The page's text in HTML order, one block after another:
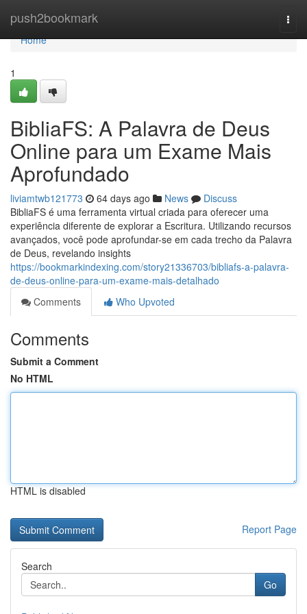
push2bookmark
Home
Home
1
BibliaFS: A Palavra de Deus
Online para um Exame Mais
Aprofundado
liviamtwb121773 64 days ago News
Discuss
BibliaFS é uma ferramenta virtual criada para oferecer uma
experiência diferente de explorar a Escritura. Utilizando recursos
avançados, você pode aprofundar-se em cada trecho da Palavra
de Deus, revelando insights
https://bookmarkindexing.com/story21336703/bibliafs-a-palavra-
de-deus-online-para-um-exame-mais-detalhado
Comments
Who Upvoted
Comments
Submit a Comment
No HTML
HTML is disabled
Report Page
Search
Go